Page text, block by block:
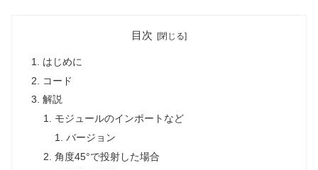
目次
はじめに
コード
解説
モジュールのインポートなど
バージョン
角度45°で投射した場合